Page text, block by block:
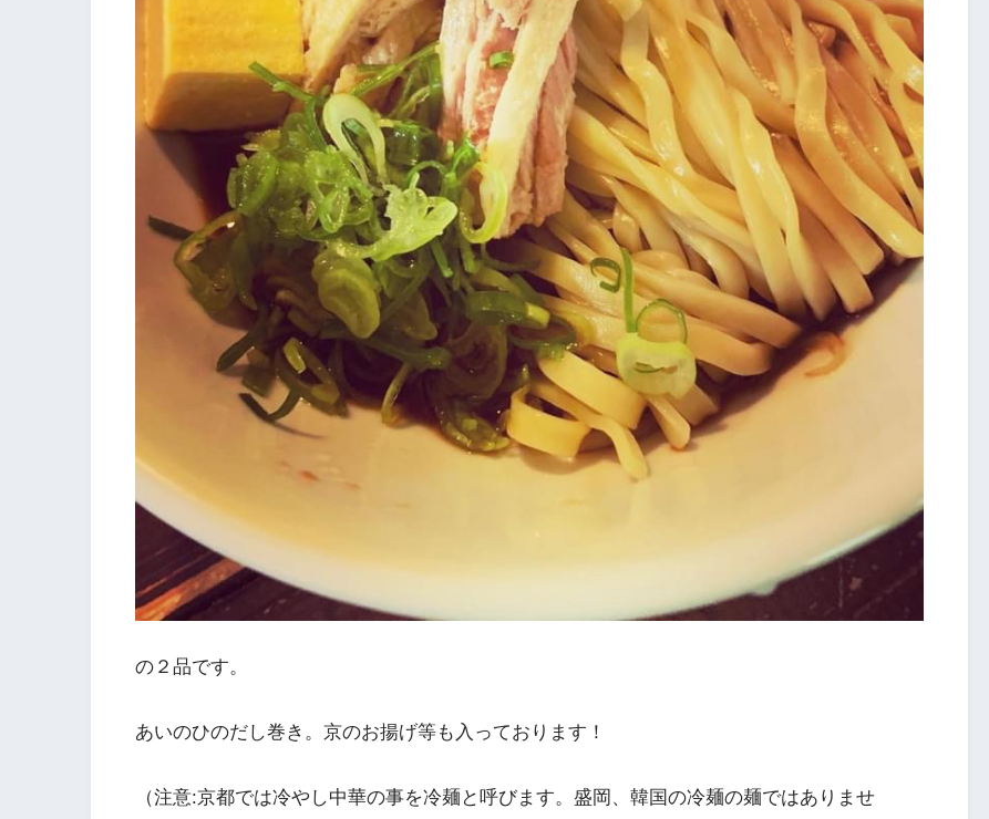
の２品です。
あいのひのだし巻き。京のお揚げ等も入っております！
（注意:京都では冷やし中華の事を冷麺と呼びます。盛岡、韓国の冷麺の麺ではありませ